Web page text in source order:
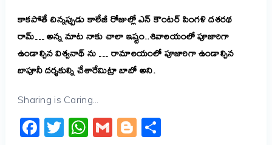
కాకపోతే చిన్నప్పుడు కాలేజీ రోజుల్లో ఎన్ కౌంటర్ పింగళి దశరథ
రామ్… అన్న మాట నాకు చాలా ఇష్టం..శివాలయంలో పూజారిగా
ఉండాల్సిన విశ్వనాథ్ ను … రామాలయంలో పూజారిగా ఉండాల్సిన
బాపూనీ దర్శకుల్ని చేశారేమిట్రా బాబో అని.
Sharing is Caring...
Facebook
Twitter
WhatsApp
GmailBlogger
Share